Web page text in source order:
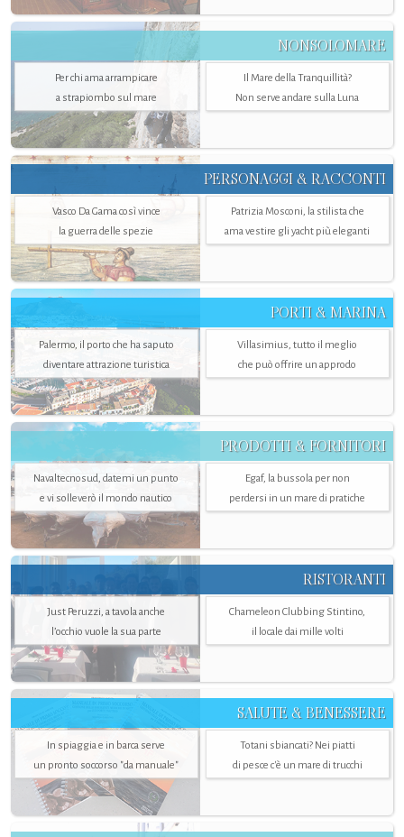
NONSOLOMARE
Per chi ama arrampicare
a strapiombo sul mare
Il Mare della Tranquillità?
Non serve andare sulla Luna
PERSONAGGI & RACCONTI
Vasco Da Gama così vince
la guerra delle spezie
Patrizia Mosconi, la stilista che
ama vestire gli yacht più eleganti
PORTI & MARINA
Palermo, il porto che ha saputo
diventare attrazione turistica
Villasimius, tutto il meglio
che può offrire un approdo
PRODOTTI & FORNITORI
Navaltecnosud, datemi un punto
e vi solleverò il mondo nautico
Egaf, la bussola per non
perdersi in un mare di pratiche
RISTORANTI
Just Peruzzi, a tavola anche
l’occhio vuole la sua parte
Chameleon Clubbing Stintino,
il locale dai mille volti
SALUTE & BENESSERE
In spiaggia e in barca serve
un pronto soccorso "da manuale"
Totani sbiancati? Nei piatti
di pesce c'è un mare di trucchi